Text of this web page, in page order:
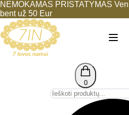
NEMOKAMAS PRISTATYMAS
bent už 50 Eur
0